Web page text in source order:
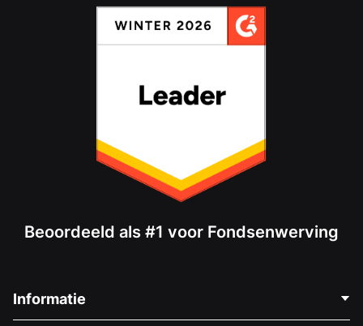
Beoordeeld als #1 voor Fondsenwerving
Informatie